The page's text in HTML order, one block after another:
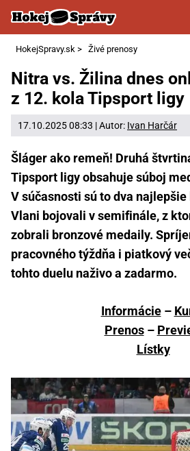
HokejSpravy.sk > Živé prenosy
Nitra vs. Žilina dnes
z 12. kola Tipsport ligy
17.10.2025 08:33 | Autor: Ivan Harčár
Šláger ako remeň! Druhá
Tipsport ligy obsahuje súboj
V súčasnosti sú to dva
Vlani bojovali v semifinále, z
zobrali bronzové medaily.
pracovného týždňa i piatkový
tohto duelu naživo a zadarmo.
Informácie–
Prenos–
Lístky